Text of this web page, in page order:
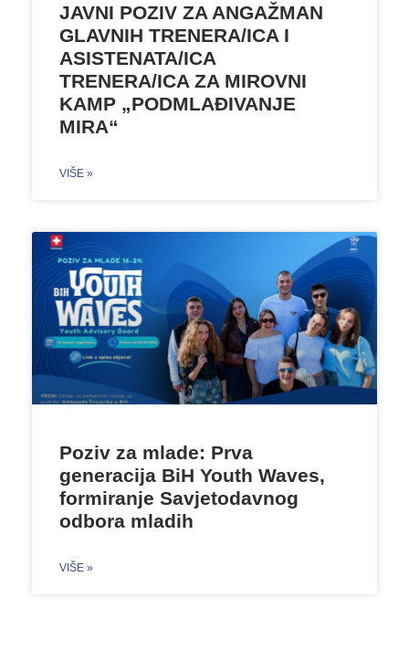
JAVNI POZIV ZA ANGAŽMAN
GLAVNIH TRENERA/ICA I
ASISTENATA/ICA
TRENERA/ICA ZA MIROVNI
KAMP „PODMLAĐIVANJE
MIRA“
VIŠE »
Poziv za mlade: Prva
generacija BiH Youth Waves,
formiranje Savjetodavnog
odbora mladih
VIŠE »